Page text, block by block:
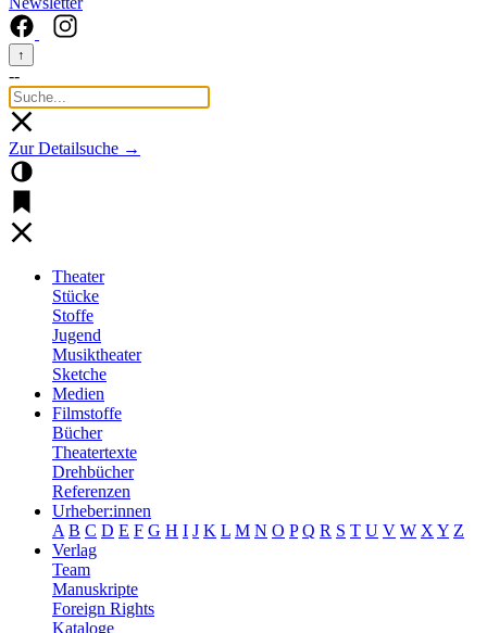
↑
--
Zur Detailsuche →
Theater
Stücke
Stoffe
Jugend
Musiktheater
Sketche
Medien
Filmstoffe
Bücher
Theatertexte
Drehbücher
Referenzen
Urheber:innen
A B C D E F G H I J K L M N O P Q R S T U V W X Y Z
Verlag
Team
Manuskripte
Foreign Rights
Kataloge